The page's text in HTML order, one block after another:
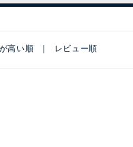
高い順 レビュー順